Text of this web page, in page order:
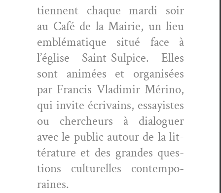
tien­nent chaque mar­di soir
au Café de la Mairie, un lieu
emblé­ma­tique situé face à
l’église Saint-Sulpice. Elles
sont ani­mées et organ­isées
par Fran­cis Vladimir Méri­no,
qui invite écrivains, essay­istes
ou chercheurs à dia­loguer
avec le pub­lic autour de la lit­
téra­ture et des grandes ques­
tions cul­turelles con­tem­po­
raines.